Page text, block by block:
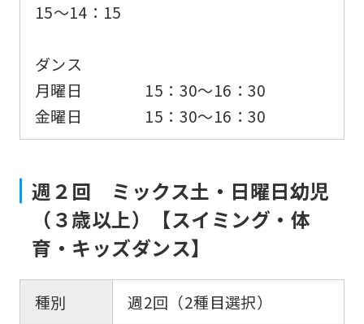
15〜14：15
ダンス
月曜日 15：30〜16：30
金曜日 15：30〜16：30
週２回 ミックス土・日曜日幼児
（３歳以上）【スイミング・体
育・キッズダンス】
種別
週2回（2種目選択）